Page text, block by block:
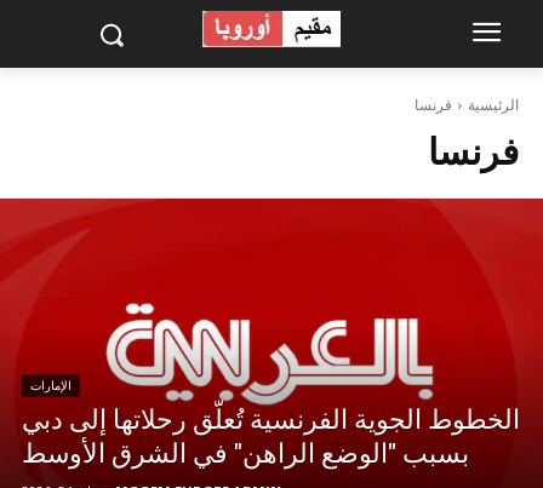
الرئيسية فرنسا
فرنسا
الإمارات
الخطوط الجوية الفرنسية تُعلّق رحلاتها إلى دبي
بسبب "الوضع الراهن" في الشرق الأوسط